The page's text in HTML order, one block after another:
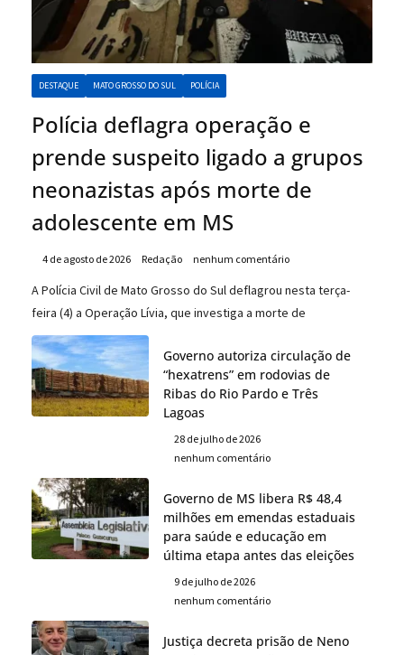
DESTAQUE MATO GROSSO DO SUL POLÍCIA
Polícia deflagra operação e
prende suspeito ligado a grupos
neonazistas após morte de
adolescente em MS
4 de agosto de 2026 Redação nenhum comentário
A Polícia Civil de Mato Grosso do Sul deflagrou nesta terça-
feira (4) a Operação Lívia, que investiga a morte de
Governo autoriza circulação de
“hexatrens” em rodovias de
Ribas do Rio Pardo e Três
Lagoas
28 de julho de 2026
nenhum comentário
Governo de MS libera R$ 48,4
milhões em emendas estaduais
para saúde e educação em
última etapa antes das eleições
9 de julho de 2026
nenhum comentário
Justiça decreta prisão de Neno